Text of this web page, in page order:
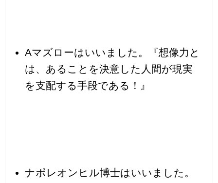
Aマズローはいいました。『想像力と
は、あることを決意した人間が現実
を支配する手段である！』
ナポレオンヒル博士はいいました。